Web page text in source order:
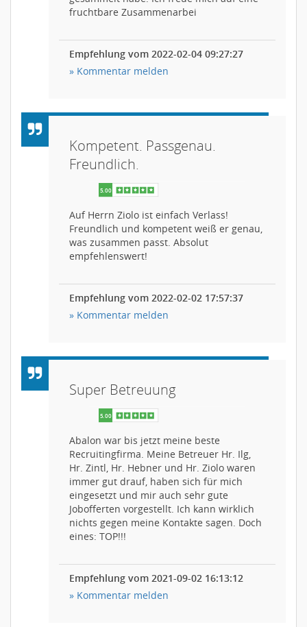
fruchtbare Zusammenarbei
Empfehlung vom 2022-02-04 09:27:27
» Kommentar melden
Kompetent. Passgenau.
Freundlich.
Auf Herrn Ziolo ist einfach Verlass!
Freundlich und kompetent weiß er genau,
was zusammen passt. Absolut
empfehlenswert!
Empfehlung vom 2022-02-02 17:57:37
» Kommentar melden
Super Betreuung
Abalon war bis jetzt meine beste
Recruitingfirma. Meine Betreuer Hr. Ilg,
Hr. Zintl, Hr. Hebner und Hr. Ziolo waren
immer gut drauf, haben sich für mich
eingesetzt und mir auch sehr gute
Jobofferten vorgestellt. Ich kann wirklich
nichts gegen meine Kontakte sagen. Doch
eines: TOP!!!
Empfehlung vom 2021-09-02 16:13:12
» Kommentar melden